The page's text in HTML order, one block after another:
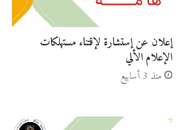
إعلان عن إستشارة لإقتناء مستهلكات
الإعلام الألي
منذ 3 أسابيع